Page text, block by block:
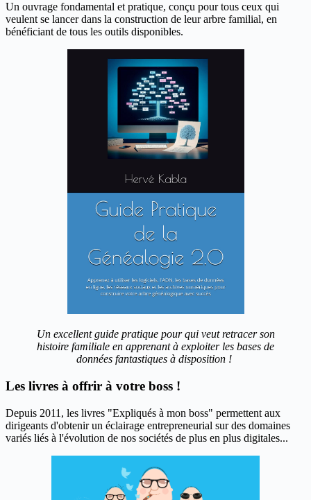
Un ouvrage fondamental et pratique, conçu pour tous ceux qui
veulent se lancer dans la construction de leur arbre familial, en
bénéficiant de tous les outils disponibles.
Un excellent guide pratique pour qui veut retracer son
histoire familiale en apprenant à exploiter les bases de
données fantastiques à disposition !
Les livres à offrir à votre boss !
Depuis 2011, les livres "Expliqués à mon boss" permettent aux
dirigeants d'obtenir un éclairage entrepreneurial sur des domaines
variés liés à l'évolution de nos sociétés de plus en plus digitales...